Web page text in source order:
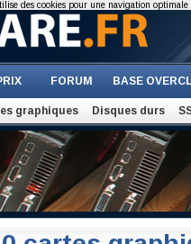
FORUM BASE
graphiques Disques durs
des cookies pour une navigation